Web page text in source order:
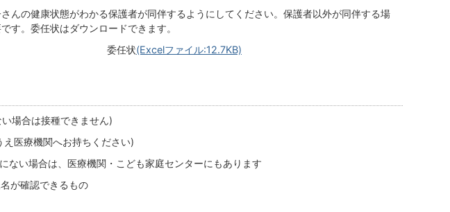
さんの健康状態がわかる保護者が同伴するようにしてください。保護者以外が同伴する場
す。委任状はダウンロードできます。
状(Excelファイル:12.7KB)
場合は接種できません)
え医療機関へお持ちください)
ない場合は、医療機関・こども家庭センターにもあります
が確認できるもの